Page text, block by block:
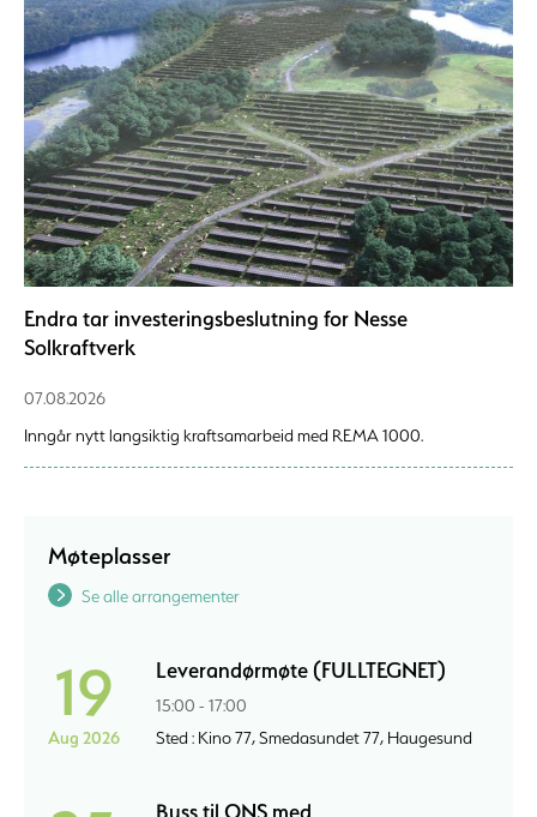
Endra tar investeringsbeslutning for Nesse
Solkraftverk
07.08.2026
Inngår nytt langsiktig kraftsamarbeid med REMA 1000.
Møteplasser
Se alle arrangementer
19
Aug 2026
Leverandørmøte (FULLTEGNET)
15:00 - 17:00
Sted : Kino 77, Smedasundet 77, Haugesund